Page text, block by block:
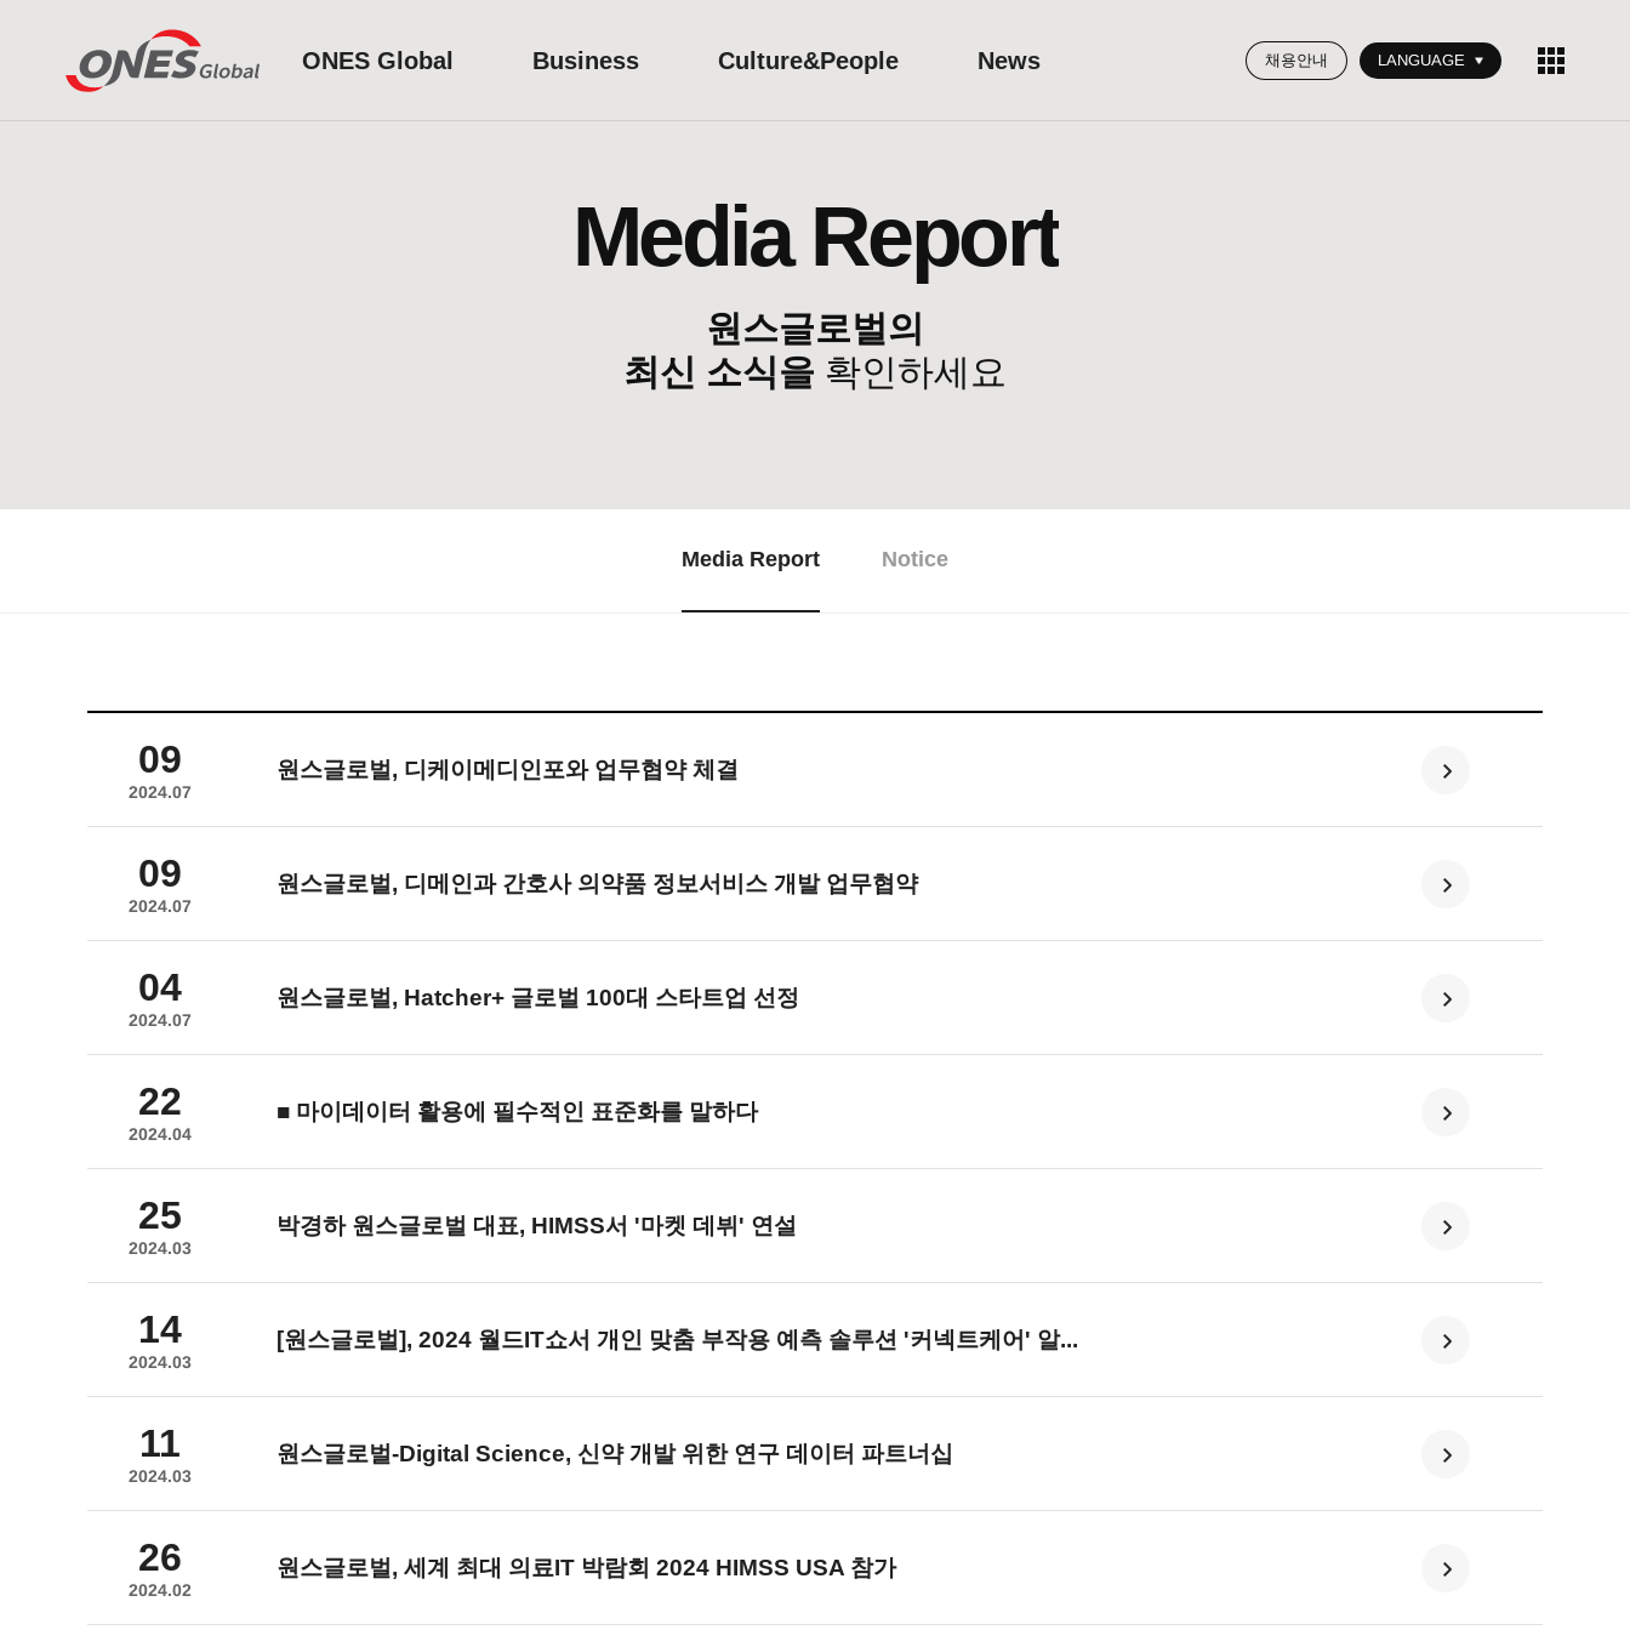
ONES Global Business Culture&People News 채용안내 LANGUAGE
Media Report
원스글로벌의
최신 소식을 확인하세요
Media Report Notice
09
2024.07
원스글로벌 , 디케이메디인포와 업무협약 체결
09
2024.07
원스글로벌 , 디메인과 간호사 의약품 정보서비스 개발 업무협약
04
2024.07
원스글로벌 , Hatcher+ 글로벌 100대 스타트업 선정
22
2024.04
■ 마이데이터 활용에 필수적인 표준화를 말하다
25
2024.03
박경하 원스글로벌 대표, HIMSS서 '마켓 데뷔' 연설
14
2024.03
[원스글로벌], 2024 월드IT쇼서 개인 맞춤 부작용 예측 솔루션 '커넥트케어' 알...
11
2024.03
원스글로벌-Digital Science, 신약 개발 위한 연구 데이터 파트너십
26
2024.02
원스글로벌 , 세계 최대 의료IT 박람회 2024 HIMSS USA 참가